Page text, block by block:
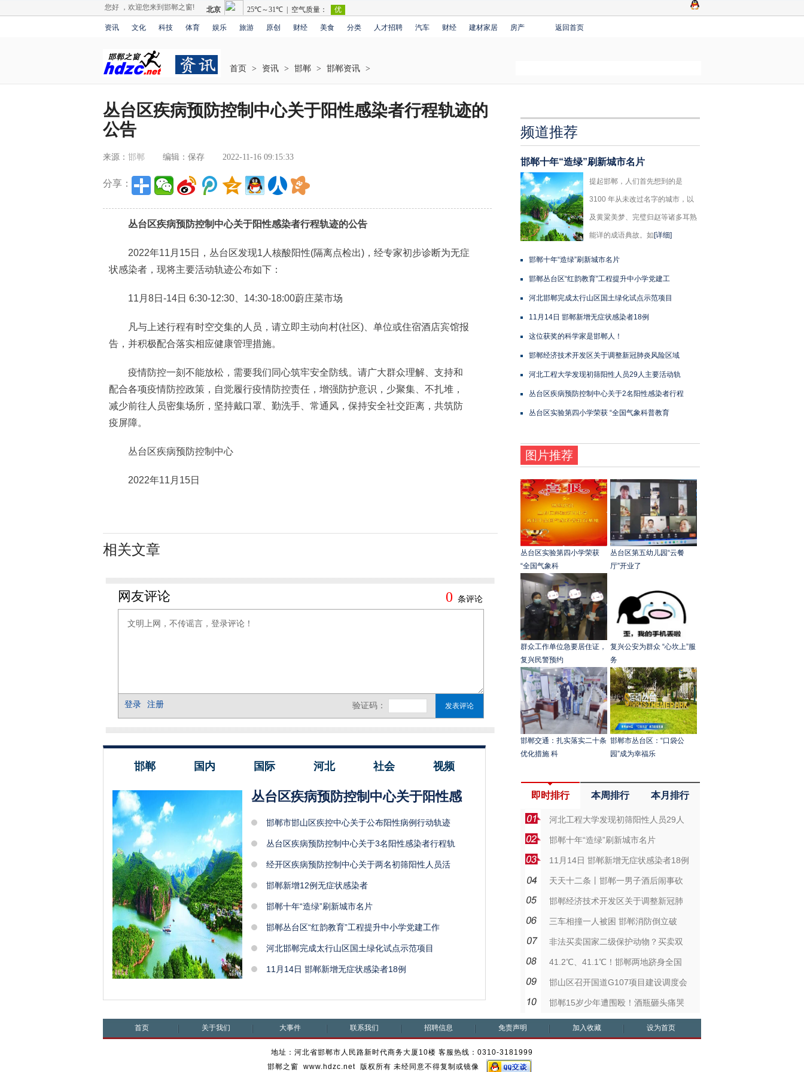
您好 ，欢迎您来到邯郸之窗!
资讯 文化 科技 体育 娱乐 旅游 原创 财经 美食 分类 人才招聘 汽车 财经 建材家居 房产 返回首页
首页 > 资讯 > 邯郸 > 邯郸资讯 >
丛台区疾病预防控制中心关于阳性感染者行程轨迹的
公告
来源： 邯郸 编辑：保存 2022-11-16 09:15:33
分享：
丛台区疾病预防控制中心关于阳性感染者行程轨迹的公告
2022年11月15日，丛台区发现1人核酸阳性(隔离点检出)，经专家初步诊断为无症
状感染者，现将主要活动轨迹公布如下：
11月8日-14日 6:30-12:30、14:30-18:00蔚庄菜市场
凡与上述行程有时空交集的人员，请立即主动向村(社区)、单位或住宿酒店宾馆报
告，并积极配合落实相应健康管理措施。
疫情防控一刻不能放松，需要我们同心筑牢安全防线。请广大群众理解、支持和
配合各项疫情防控政策，自觉履行疫情防控责任，增强防护意识，少聚集、不扎堆，
减少前往人员密集场所，坚持戴口罩、勤洗手、常通风，保持安全社交距离，共筑防
疫屏障。
丛台区疾病预防控制中心
2022年11月15日
相关文章
邯郸 国内 国际 河北 社会 视频
丛台区疾病预防控制中心关于阳性感
邯郸市邯山区疾控中心关于公布阳性病例行动轨迹
丛台区疾病预防控制中心关于3名阳性感染者行程轨
经开区疾病预防控制中心关于两名初筛阳性人员活
邯郸新增12例无症状感染者
邯郸十年“造绿”刷新城市名片
邯郸丛台区“红韵教育”工程提升中小学党建工作
河北邯郸完成太行山区国土绿化试点示范项目
11月14日 邯郸新增无症状感染者18例
频道推荐
邯郸十年“造绿”刷新城市名片
提起邯郸，人们首先想到的是
3100 年从未改过名字的城市，以
及黄粱美梦、完璧归赵等诸多耳熟
能详的成语典故。如 [详细]
邯郸十年“造绿”刷新城市名片
邯郸丛台区“红韵教育”工程提升中小学党建工
河北邯郸完成太行山区国土绿化试点示范项目
11月14日 邯郸新增无症状感染者18例
这位获奖的科学家是邯郸人！
邯郸经济技术开发区关于调整新冠肺炎风险区域
河北工程大学发现初筛阳性人员29人主要活动轨
丛台区疾病预防控制中心关于2名阳性感染者行程
丛台区实验第四小学荣获 “全国气象科普教育
图片推荐
丛台区实验第四小学荣获
“全国气象科
丛台区第五幼儿园“云餐
厅”开业了
群众工作单位急要居住证，
复兴民警预约
复兴公安为群众 “心坎上”服
务
邯郸交通：扎实落实二十条
优化措施 科
邯郸市丛台区：“口袋公
园”成为幸福乐
即时排行 本周排行 本月排行
河北工程大学发现初筛阳性人员29人
邯郸十年“造绿”刷新城市名片
11月14日 邯郸新增无症状感染者18例
天天十二条丨邯郸一男子酒后闹事砍
邯郸经济技术开发区关于调整新冠肺
三车相撞一人被困 邯郸消防倒立破
非法买卖国家二级保护动物？买卖双
41.2℃、41.1℃！邯郸两地跻身全国
邯山区召开国道G107项目建设调度会
邯郸15岁少年遭围殴！酒瓶砸头痛哭
首页 关于我们 大事件 联系我们 招聘信息 免责声明 加入收藏 设为首页
地址：河北省邯郸市人民路新时代商务大厦10楼 客服热线：0310-3181999
邯郸之窗 www.hdzc.net 版权所有 未经同意不得复制或镜像